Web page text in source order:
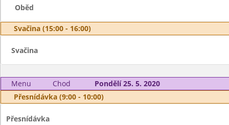
Oběd
Svačina (15:00 - 16:00)
Svačina
Menu Chod
Pondělí 25. 5. 2020
Přesnídávka (9:00 - 10:00)
Přesnídávka